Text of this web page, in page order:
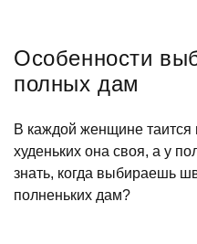
Особенности
полных дам
В каждой женщине таится
худеньких она своя, а у
знать, когда выбираешь
полненьких дам?